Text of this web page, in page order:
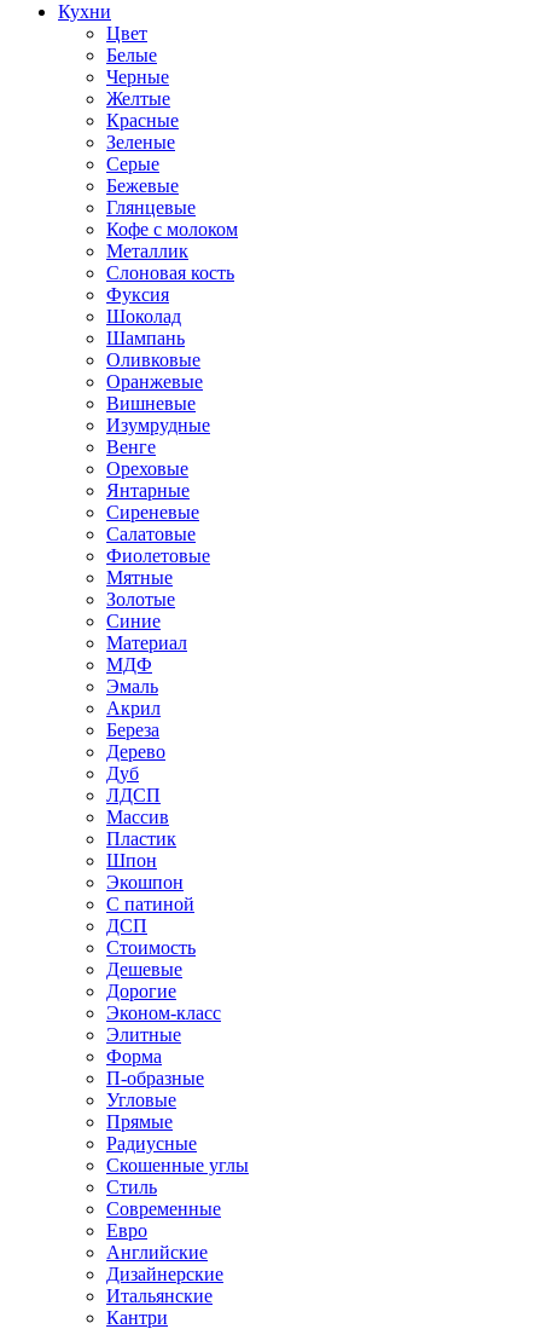
Кухни
Цвет
Белые
Черные
Желтые
Красные
Зеленые
Серые
Бежевые
Глянцевые
Кофе с молоком
Металлик
Слоновая кость
Фуксия
Шоколад
Шампань
Оливковые
Оранжевые
Вишневые
Изумрудные
Венге
Ореховые
Янтарные
Сиреневые
Салатовые
Фиолетовые
Мятные
Золотые
Синие
Материал
МДФ
Эмаль
Акрил
Береза
Дерево
Дуб
ЛДСП
Массив
Пластик
Шпон
Экошпон
С патиной
ДСП
Стоимость
Дешевые
Дорогие
Эконом-класс
Элитные
Форма
П-образные
Угловые
Прямые
Радиусные
Скошенные углы
Стиль
Современные
Евро
Английские
Дизайнерские
Итальянские
Кантри